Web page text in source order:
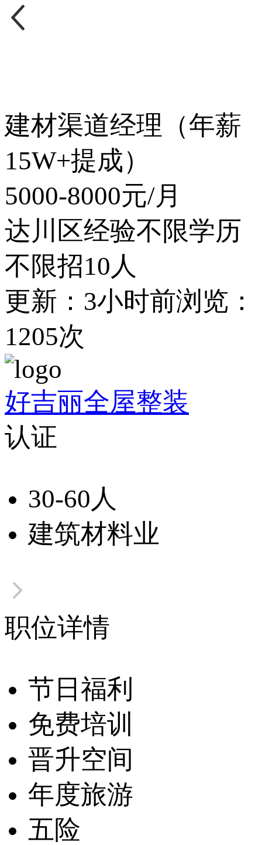
建材渠道经理（年薪
15W+提成）
5000-8000元/月
达川区经验不限学历
不限招10人
更新：3小时前浏览：
1205次
好吉丽全屋整装
认证
30-60人
建筑材料业
职位详情
节日福利
免费培训
晋升空间
年度旅游
五险